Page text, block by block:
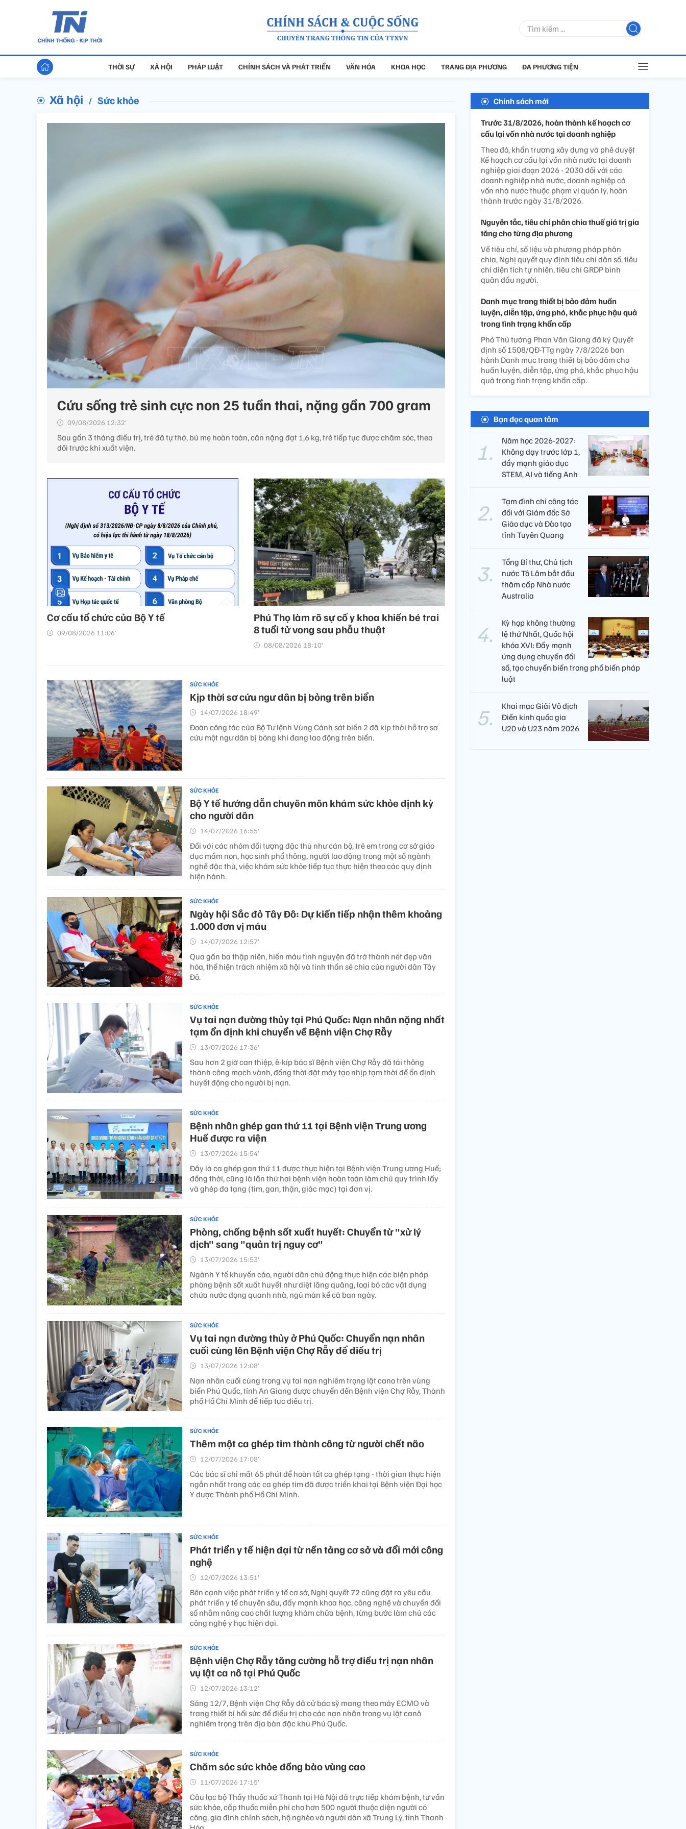
THỜI SỰ XÃ HỘI PHÁP LUẬT CHÍNH SÁCH VÀ PHÁT TRIỂN VĂN HÓA KHOA HỌC TRANG ĐỊA PHƯƠNG ĐA PHƯƠNG TIỆN
Xã hội Sức khỏe
Cứu sống trẻ sinh cực non 25 tuần thai, nặng gần 700 gram
09/08/2026 12:32’
Sau gần 3 tháng điều trị, trẻ đã tự thở, bú mẹ hoàn toàn, cân nặng đạt 1,6 kg, trẻ tiếp tục được chăm sóc, theo
dõi trước khi xuất viện.
Cơ cấu tổ chức của Bộ Y tế
09/08/2026 11:06’
Phú Thọ làm rõ sự cố y khoa khiến bé trai
8 tuổi tử vong sau phẫu thuật
08/08/2026 18:10’
SỨC KHỎE
Kịp thời sơ cứu ngư dân bị bỏng trên biển
14/07/2026 18:49’
Đoàn công tác của Bộ Tư lệnh Vùng Cảnh sát biển 2 đã kịp thời hỗ trợ sơ
cứu một ngư dân bị bỏng khi đang lao động trên biển.
SỨC KHỎE
Bộ Y tế hướng dẫn chuyên môn khám sức khỏe định kỳ
cho người dân
14/07/2026 16:55’
Đối với các nhóm đối tượng đặc thù như cán bộ, trẻ em trong cơ sở giáo
dục mầm non, học sinh phổ thông, người lao động trong một số ngành
nghề đặc thù, việc khám sức khỏe tiếp tục thực hiện theo các quy định
hiện hành.
SỨC KHỎE
Ngày hội Sắc đỏ Tây Đô: Dự kiến tiếp nhận thêm khoảng
1.000 đơn vị máu
14/07/2026 12:57’
Qua gần ba thập niên, hiến máu tình nguyện đã trở thành nét đẹp văn
hóa, thể hiện trách nhiệm xã hội và tinh thần sẻ chia của người dân Tây
Đô.
SỨC KHỎE
Vụ tai nạn đường thủy tại Phú Quốc: Nạn nhân nặng nhất
tạm ổn định khi chuyển về Bệnh viện Chợ Rẫy
13/07/2026 17:36’
Sau hơn 2 giờ can thiệp, ê-kíp bác sĩ Bệnh viện Chợ Rẫy đã tái thông
thành công mạch vành, đồng thời đặt máy tạo nhịp tạm thời để ổn định
huyết động cho người bị nạn.
SỨC KHỎE
Bệnh nhân ghép gan thứ 11 tại Bệnh viện Trung ương
Huế được ra viện
13/07/2026 15:54’
Đây là ca ghép gan thứ 11 được thực hiện tại Bệnh viện Trung ương Huế;
đồng thời, cũng là lần thứ hai bệnh viện hoàn toàn làm chủ quy trình lấy
và ghép đa tạng (tim, gan, thận, giác mạc) tại đơn vị.
SỨC KHỎE
Phòng, chống bệnh sốt xuất huyết: Chuyển từ "xử lý
dịch" sang "quản trị nguy cơ"
13/07/2026 15:53’
Ngành Y tế khuyến cáo, người dân chủ động thực hiện các biện pháp
phòng bệnh sốt xuất huyết như diệt lăng quăng, loại bỏ các vật dụng
chứa nước đọng quanh nhà, ngủ màn kể cả ban ngày.
SỨC KHỎE
Vụ tai nạn đường thủy ở Phú Quốc: Chuyển nạn nhân
cuối cùng lên Bệnh viện Chợ Rẫy để điều trị
13/07/2026 12:08’
Nạn nhân cuối cùng trong vụ tai nạn nghiêm trọng lật cano trên vùng
biển Phú Quốc, tỉnh An Giang được chuyển đến Bệnh viện Chợ Rẫy, Thành
phố Hồ Chí Minh để tiếp tục điều trị.
SỨC KHỎE
Thêm một ca ghép tim thành công từ người chết não
12/07/2026 17:08’
Các bác sĩ chỉ mất 65 phút để hoàn tất ca ghép tạng - thời gian thực hiện
ngắn nhất trong các ca ghép tim đã được triển khai tại Bệnh viện Đại học
Y dược Thành phố Hồ Chí Minh.
SỨC KHỎE
Phát triển y tế hiện đại từ nền tảng cơ sở và đổi mới công
nghệ
12/07/2026 13:51’
Bên cạnh việc phát triển y tế cơ sở, Nghị quyết 72 cũng đặt ra yêu cầu
phát triển y tế chuyên sâu, đẩy mạnh khoa học, công nghệ và chuyển đổi
số nhằm nâng cao chất lượng khám chữa bệnh, từng bước làm chủ các
công nghệ y học hiện đại.
SỨC KHỎE
Bệnh viện Chợ Rẫy tăng cường hỗ trợ điều trị nạn nhân
vụ lật ca nô tại Phú Quốc
12/07/2026 13:12’
Sáng 12/7, Bệnh viện Chợ Rẫy đã cử bác sỹ mang theo máy ECMO và
trang thiết bị hồi sức để điều trị cho các nạn nhân trong vụ lật canô
nghiêm trọng trên địa bàn đặc khu Phú Quốc.
SỨC KHỎE
Chăm sóc sức khỏe đồng bào vùng cao
11/07/2026 17:15’
Câu lạc bộ Thầy thuốc xứ Thanh tại Hà Nội đã trực tiếp khám bệnh, tư vấn
sức khỏe, cấp thuốc miễn phí cho hơn 500 người thuộc diện người có
công, gia đình chính sách, hộ nghèo và người dân xã Trung Lý, tỉnh Thanh
Chính sách mới
Trước 31/8/2026, hoàn thành kế hoạch cơ
cấu lại vốn nhà nước tại doanh nghiệp
Theo đó, khẩn trương xây dựng và phê duyệt
Kế hoạch cơ cấu lại vốn nhà nước tại doanh
nghiệp giai đoạn 2026 - 2030 đối với các
doanh nghiệp nhà nước, doanh nghiệp có
vốn nhà nước thuộc phạm vi quản lý, hoàn
thành trước ngày 31/8/2026.
Nguyên tắc, tiêu chí phân chia thuế giá trị gia
tăng cho từng địa phương
Về tiêu chí, số liệu và phương pháp phân
chia, Nghị quyết quy định tiêu chí dân số, tiêu
chí diện tích tự nhiên, tiêu chí GRDP bình
quân đầu người.
Danh mục trang thiết bị bảo đảm huấn
luyện, diễn tập, ứng phó, khắc phục hậu quả
trong tình trạng khẩn cấp
Phó Thủ tướng Phan Văn Giang đã ký Quyết
định số 1508/QĐ-TTg ngày 7/8/2026 ban
hành Danh mục trang thiết bị bảo đảm cho
huấn luyện, diễn tập, ứng phó, khắc phục hậu
quả trong tình trạng khẩn cấp.
Bạn đọc quan tâm
Năm học 2026-2027:
Không dạy trước lớp 1,
đẩy mạnh giáo dục
STEM, AI và tiếng Anh
Tạm đình chỉ công tác
đối với Giám đốc Sở
Giáo dục và Đào tạo
tỉnh Tuyên Quang
Tổng Bí thư, Chủ tịch
nước Tô Lâm bắt đầu
thăm cấp Nhà nước
Australia
Kỳ họp không thường
lệ thứ Nhất, Quốc hội
khóa XVI: Đẩy mạnh
ứng dụng chuyển đổi
số, tạo chuyển biến trong phổ biến pháp
luật
Khai mạc Giải Vô địch
Điền kinh quốc gia
U20 và U23 năm 2026